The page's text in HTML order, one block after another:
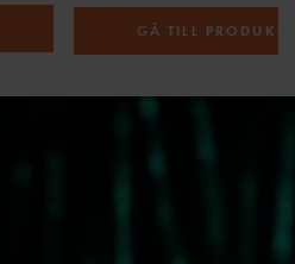
GÅ TILL PRODUKT